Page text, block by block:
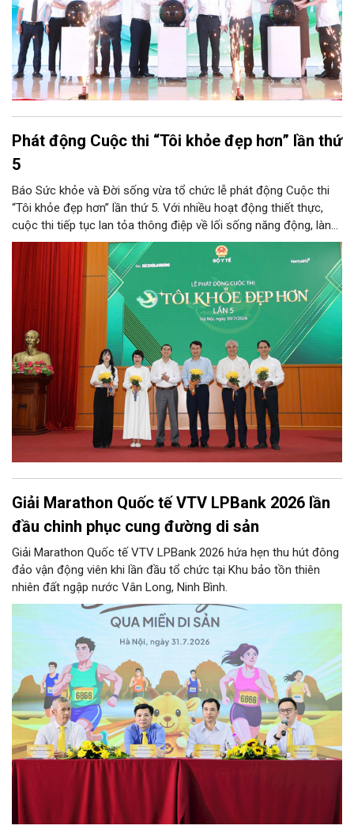
Phát động Cuộc thi “Tôi khỏe đẹp hơn” lần thứ
5
Báo Sức khỏe và Đời sống vừa tổ chức lễ phát động Cuộc thi
“Tôi khỏe đẹp hơn” lần thứ 5. Với nhiều hoạt động thiết thực,
cuộc thi tiếp tục lan tỏa thông điệp về lối sống năng động, lành
mạnh và khuyến khích người dân chủ động chăm sóc sức khỏe.
Giải Marathon Quốc tế VTV LPBank 2026 lần
đầu chinh phục cung đường di sản
Giải Marathon Quốc tế VTV LPBank 2026 hứa hẹn thu hút đông
đảo vận động viên khi lần đầu tổ chức tại Khu bảo tồn thiên
nhiên đất ngập nước Vân Long, Ninh Bình.